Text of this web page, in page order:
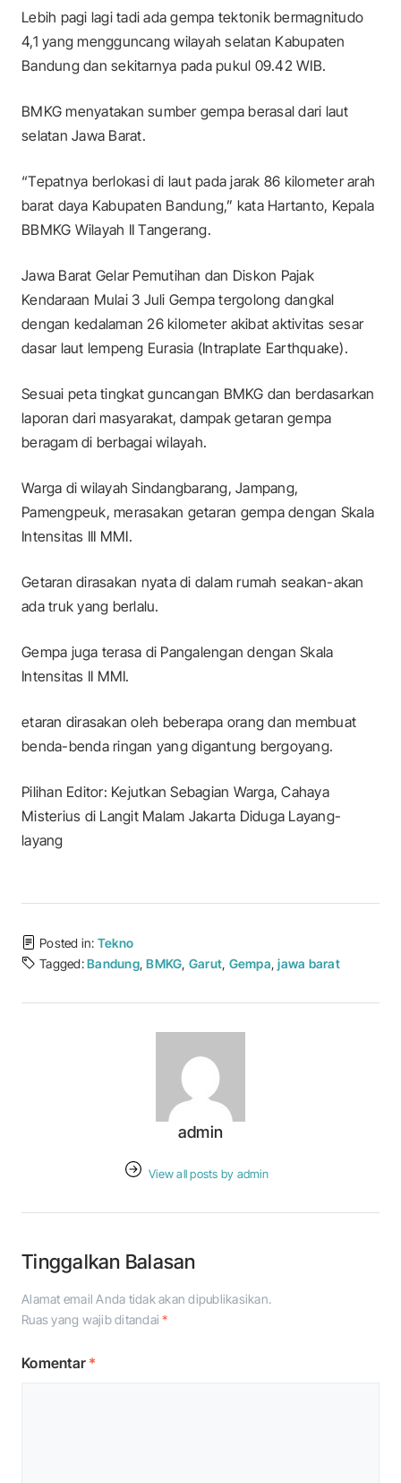
Lebih pagi lagi tadi ada gempa tektonik bermagnitudo
4,1 yang mengguncang wilayah selatan Kabupaten
Bandung dan sekitarnya pada pukul 09.42 WIB.
BMKG menyatakan sumber gempa berasal dari laut
selatan Jawa Barat.
“Tepatnya berlokasi di laut pada jarak 86 kilometer arah
barat daya Kabupaten Bandung,” kata Hartanto, Kepala
BBMKG Wilayah II Tangerang.
Jawa Barat Gelar Pemutihan dan Diskon Pajak
Kendaraan Mulai 3 Juli Gempa tergolong dangkal
dengan kedalaman 26 kilometer akibat aktivitas sesar
dasar laut lempeng Eurasia (Intraplate Earthquake).
Sesuai peta tingkat guncangan BMKG dan berdasarkan
laporan dari masyarakat, dampak getaran gempa
beragam di berbagai wilayah.
Warga di wilayah Sindangbarang, Jampang,
Pamengpeuk, merasakan getaran gempa dengan Skala
Intensitas III MMI.
Getaran dirasakan nyata di dalam rumah seakan-akan
ada truk yang berlalu.
Gempa juga terasa di Pangalengan dengan Skala
Intensitas II MMI.
etaran dirasakan oleh beberapa orang dan membuat
benda-benda ringan yang digantung bergoyang.
Pilihan Editor: Kejutkan Sebagian Warga, Cahaya
Misterius di Langit Malam Jakarta Diduga Layang-
layang
Posted in: Tekno
Tagged:Bandung,BMKG, Garut, Gempa,jawa barat
admin
View all posts by admin
Tinggalkan Balasan
Alamat email Anda tidak akan dipublikasikan.
Ruas yang wajib ditandai*
Komentar *